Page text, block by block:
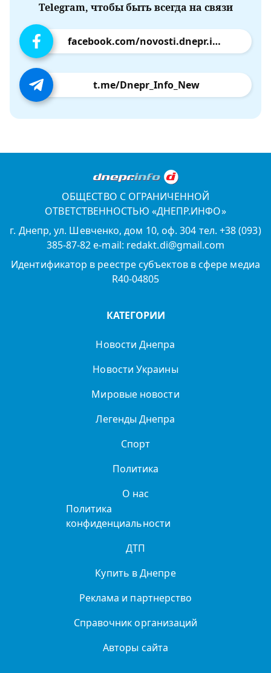
Telegram, чтобы быть всегда на связи
facebook.com/novosti.dnepr.info
t.me/Dnepr_Info_New
ОБЩЕСТВО С ОГРАНИЧЕННОЙ
ОТВЕТСТВЕННОСТЬЮ «ДНЕПР.ИНФО»
г. Днепр, ул. Шевченко, дом 10, оф. 304 тел. +38 (093)
385-87-82 e-mail: redakt.di@gmail.com
Идентификатор в реестре субъектов в сфере медиа
R40-04805
КАТЕГОРИИ
Новости Днепра
Новости Украины
Мировые новости
Легенды Днепра
Спорт
Политика
О нас
Политика
конфиденциальности
ДТП
Купить в Днепре
Реклама и партнерство
Справочник организаций
Авторы сайта